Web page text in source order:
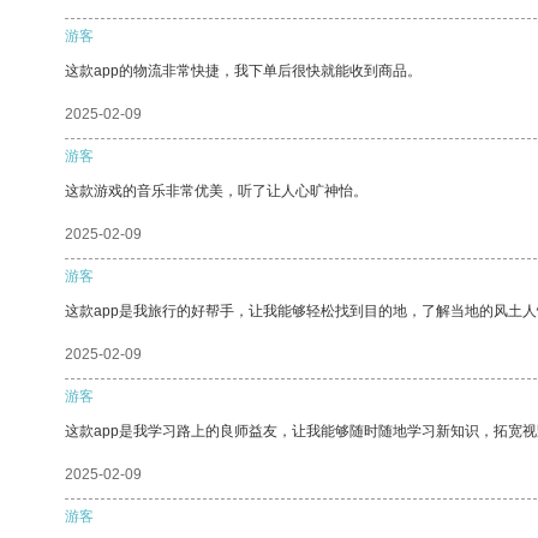
游客
这款app的物流非常快捷，我下单后很快就能收到商品。
2025-02-09
游客
这款游戏的音乐非常优美，听了让人心旷神怡。
2025-02-09
游客
这款app是我旅行的好帮手，让我能够轻松找到目的地，了解当地的风土人
2025-02-09
游客
这款app是我学习路上的良师益友，让我能够随时随地学习新知识，拓宽视
2025-02-09
游客